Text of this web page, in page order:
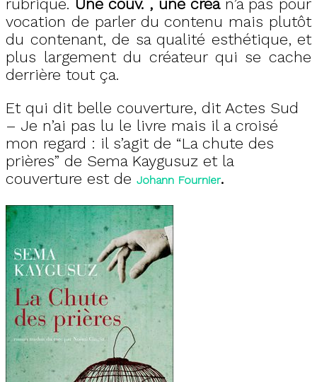
rubrique. Une couv. , une créa n’a pas pour
vocation de parler du contenu mais plutôt
du contenant, de sa qualité esthétique, et
plus largement du créateur qui se cache
derrière tout ça.
Et qui dit belle couverture, dit Actes Sud
– Je n’ai pas lu le livre mais il a croisé
mon regard : il s’agit de “La chute des
prières” de Sema Kaygusuz et la
couverture est de Johann Fournier.